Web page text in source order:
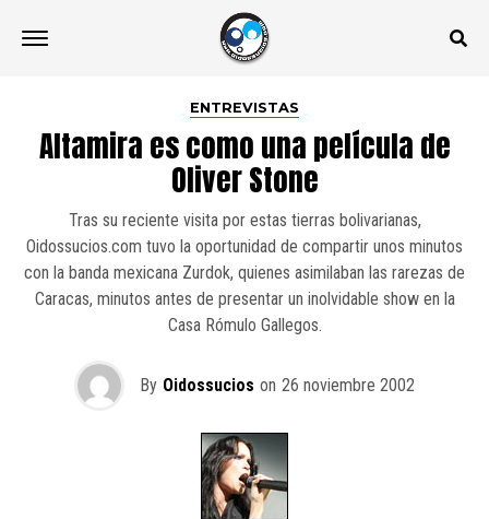
ENTREVISTAS
Altamira es como una película de
Oliver Stone
Tras su reciente visita por estas tierras bolivarianas,
Oidossucios.com tuvo la oportunidad de compartir unos minutos
con la banda mexicana Zurdok, quienes asimilaban las rarezas de
Caracas, minutos antes de presentar un inolvidable show en la
Casa Rómulo Gallegos.
By Oidossucios on 26 noviembre 2002